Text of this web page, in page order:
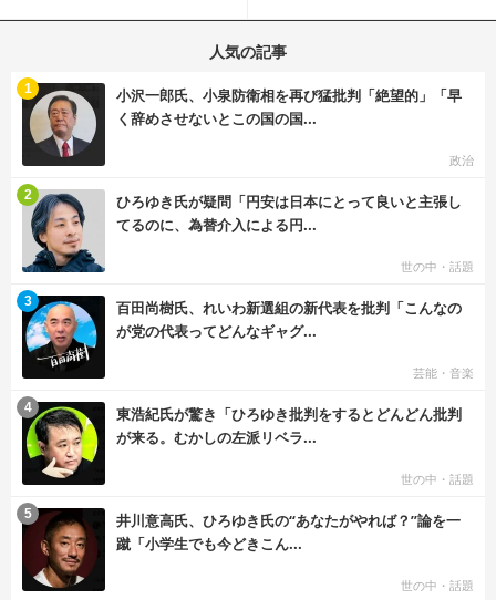
人気の記事
小沢一郎氏、小泉防衛相を再び猛批判「絶望的」「早
く辞めさせないとこの国の国...
政治
1
ひろゆき氏が疑問「円安は日本にとって良いと主張し
てるのに、為替介入による円...
世の中・話題
2
百田尚樹氏、れいわ新選組の新代表を批判「こんなの
が党の代表ってどんなギャグ...
芸能・音楽
3
東浩紀氏が驚き「ひろゆき批判をするとどんどん批判
が来る。むかしの左派リベラ...
世の中・話題
4
井川意高氏、ひろゆき氏の“あなたがやれば？”論を一
蹴「小学生でも今どきこん...
世の中・話題
5